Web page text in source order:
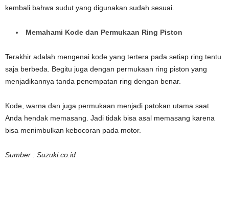
kembali bahwa sudut yang digunakan sudah sesuai.
Memahami Kode dan Permukaan Ring Piston
Terakhir adalah mengenai kode yang tertera pada setiap ring tentu
saja berbeda. Begitu juga dengan permukaan ring piston yang
menjadikannya tanda penempatan ring dengan benar.
Kode, warna dan juga permukaan menjadi patokan utama saat
Anda hendak memasang. Jadi tidak bisa asal memasang karena
bisa menimbulkan kebocoran pada motor.
Sumber : Suzuki.co.id